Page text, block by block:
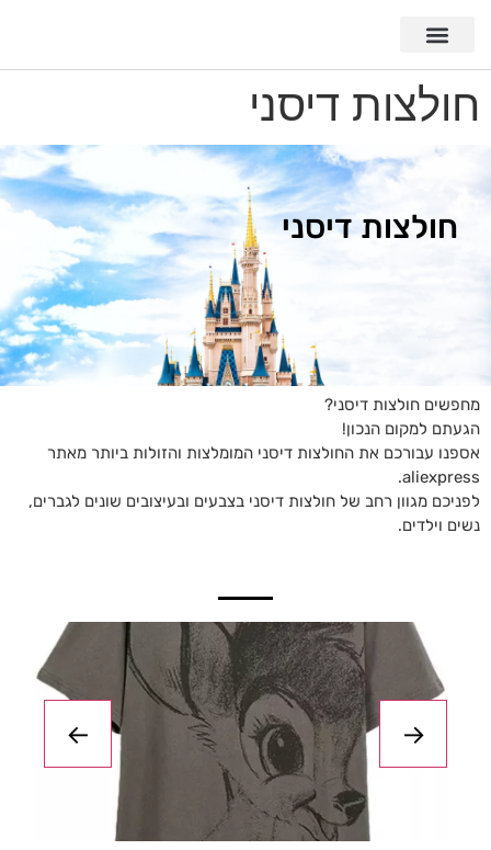
חולצות דיסני
חולצות דיסני
מחפשים חולצות דיסני?
הגעתם למקום הנכון!
אספנו עבורכם את החולצות דיסני המומלצות והזולות ביותר מאתר
aliexpress.
לפניכם מגוון רחב של חולצות דיסני בצבעים ובעיצובים שונים לגברים,
נשים וילדים.